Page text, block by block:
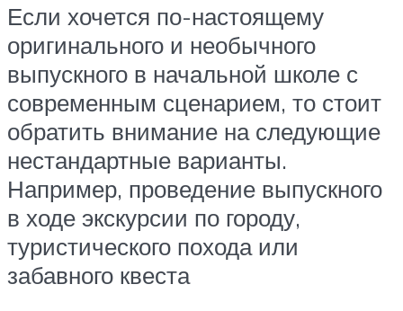
Если хочется по-настоящему
оригинального и необычного
выпускного в начальной школе с
современным сценарием, то стоит
обратить внимание на следующие
нестандартные варианты.
Например, проведение выпускного
в ходе экскурсии по городу,
туристического похода или
забавного квеста